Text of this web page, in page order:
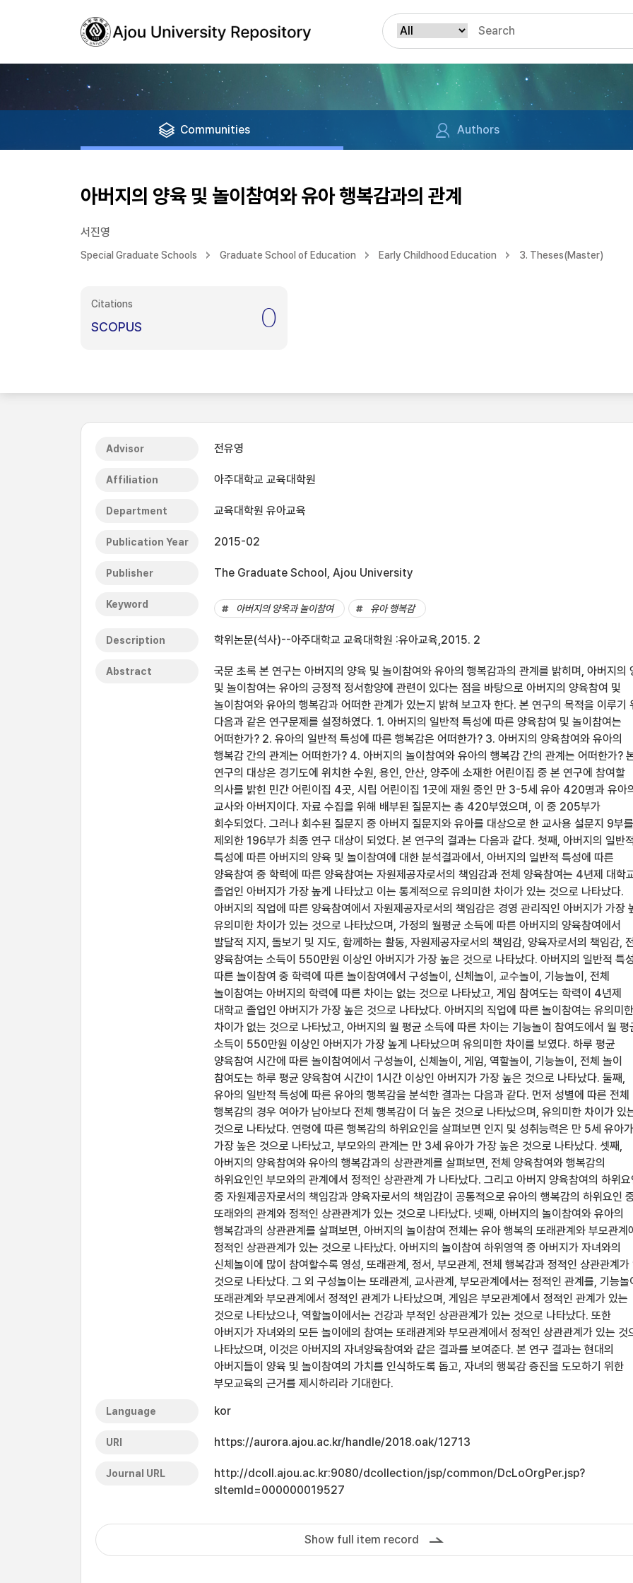
Communities Authors
아버지의 양육 및 놀이참여와 유아 행복감과의 관계
서진영
Special Graduate Schools Graduate School of Education Early Childhood Education 3. Theses(Master)
Citations
SCOPUS 0
Advisor 전유영
Affiliation 아주대학교 교육대학원
Department 교육대학원 유아교육
Publication Year 2015-02
Publisher The Graduate School, Ajou University
Keyword 아버지의 양욱과 놀이참여 유아 행복감
Description 학위논문(석사)--아주대학교 교육대학원 :유아교육,2015. 2
Abstract
국문 초록 본 연구는 아버지의 양육 및 놀이참여와 유아의 행복감과의 관계를 밝히며, 아버지의
및 놀이참여는 유아의 긍정적 정서함양에 관련이 있다는 점을 바탕으로 아버지의 양육참여 및
놀이참여와 유아의 행복감과 어떠한 관계가 있는지 밝혀 보고자 한다. 본 연구의 목적을 이루기
다음과 같은 연구문제를 설정하였다. 1. 아버지의 일반적 특성에 따른 양육참여 및 놀이참여는
어떠한가? 2. 유아의 일반적 특성에 따른 행복감은 어떠한가? 3. 아버지의 양육참여와 유아의
행복감 간의 관계는 어떠한가? 4. 아버지의 놀이참여와 유아의 행복감 간의 관계는 어떠한가?
연구의 대상은 경기도에 위치한 수원, 용인, 안산, 양주에 소재한 어린이집 중 본 연구에 참여할
의사를 밝힌 민간 어린이집 4곳, 시립 어린이집 1곳에 재원 중인 만 3-5세 유아 420명과 유아
교사와 아버지이다. 자료 수집을 위해 배부된 질문지는 총 420부였으며, 이 중 205부가
회수되었다. 그러나 회수된 질문지 중 아버지 질문지와 유아를 대상으로 한 교사용 설문지 9부를
제외한 196부가 최종 연구 대상이 되었다. 본 연구의 결과는 다음과 같다. 첫째, 아버지의 일반
특성에 따른 아버지의 양육 및 놀이참여에 대한 분석결과에서, 아버지의 일반적 특성에 따른
양육참여 중 학력에 따른 양육참여는 자원제공자로서의 책임감과 전체 양육참여는 4년제 대학
졸업인 아버지가 가장 높게 나타났고 이는 통계적으로 유의미한 차이가 있는 것으로 나타났다.
아버지의 직업에 따른 양육참여에서 자원제공자로서의 책임감은 경영 관리직인 아버지가 가장
유의미한 차이가 있는 것으로 나타났으며, 가정의 월평균 소득에 따른 아버지의 양육참여에서
발달적 지지, 돌보기 및 지도, 함께하는 활동, 자원제공자로서의 책임감, 양육자로서의 책임감,
양육참여는 소득이 550만원 이상인 아버지가 가장 높은 것으로 나타났다. 아버지의 일반적 특
따른 놀이참여 중 학력에 따른 놀이참여에서 구성놀이, 신체놀이, 교수놀이, 기능놀이, 전체
놀이참여는 아버지의 학력에 따른 차이는 없는 것으로 나타났고, 게임 참여도는 학력이 4년제
대학교 졸업인 아버지가 가장 높은 것으로 나타났다. 아버지의 직업에 따른 놀이참여는 유의미한
차이가 없는 것으로 나타났고, 아버지의 월 평균 소득에 따른 차이는 기능놀이 참여도에서 월 평
소득이 550만원 이상인 아버지가 가장 높게 나타났으며 유의미한 차이를 보였다. 하루 평균
양육참여 시간에 따른 놀이참여에서 구성놀이, 신체놀이, 게임, 역할놀이, 기능놀이, 전체 놀이
참여도는 하루 평균 양육참여 시간이 1시간 이상인 아버지가 가장 높은 것으로 나타났다. 둘째,
유아의 일반적 특성에 따른 유아의 행복감을 분석한 결과는 다음과 같다. 먼저 성별에 따른 전체
행복감의 경우 여아가 남아보다 전체 행복감이 더 높은 것으로 나타났으며, 유의미한 차이가 있
것으로 나타났다. 연령에 따른 행복감의 하위요인을 살펴보면 인지 및 성취능력은 만 5세 유아가
가장 높은 것으로 나타났고, 부모와의 관계는 만 3세 유아가 가장 높은 것으로 나타났다. 셋째,
아버지의 양육참여와 유아의 행복감과의 상관관계를 살펴보면, 전체 양육참여와 행복감의
하위요인인 부모와의 관계에서 정적인 상관관계 가 나타났다. 그리고 아버지 양육참여의 하위요
중 자원제공자로서의 책임감과 양육자로서의 책임감이 공통적으로 유아의 행복감의 하위요인
또래와의 관계와 정적인 상관관계가 있는 것으로 나타났다. 넷째, 아버지의 놀이참여와 유아의
행복감과의 상관관계를 살펴보면, 아버지의 놀이참여 전체는 유아 행복의 또래관계와 부모관계
정적인 상관관계가 있는 것으로 나타났다. 아버지의 놀이참여 하위영역 중 아버지가 자녀와의
신체놀이에 많이 참여할수록 영성, 또래관계, 정서, 부모관계, 전체 행복감과 정적인 상관관계가
것으로 나타났다. 그 외 구성놀이는 또래관계, 교사관계, 부모관계에서는 정적인 관계를, 기능놀
또래관계와 부모관계에서 정적인 관계가 나타났으며, 게임은 부모관계에서 정적인 관계가 있는
것으로 나타났으나, 역할놀이에서는 건강과 부적인 상관관계가 있는 것으로 나타났다. 또한
아버지가 자녀와의 모든 놀이에의 참여는 또래관계와 부모관계에서 정적인 상관관계가 있는 것
나타났으며, 이것은 아버지의 자녀양육참여와 같은 결과를 보여준다. 본 연구 결과는 현대의
아버지들이 양육 및 놀이참여의 가치를 인식하도록 돕고, 자녀의 행복감 증진을 도모하기 위한
부모교육의 근거를 제시하리라 기대한다.
Language kor
URI https://aurora.ajou.ac.kr/handle/2018.oak/12713
Journal URL
http://dcoll.ajou.ac.kr:9080/dcollection/jsp/common/DcLoOrgPer.jsp?
sItemId=000000019527
Show full item record